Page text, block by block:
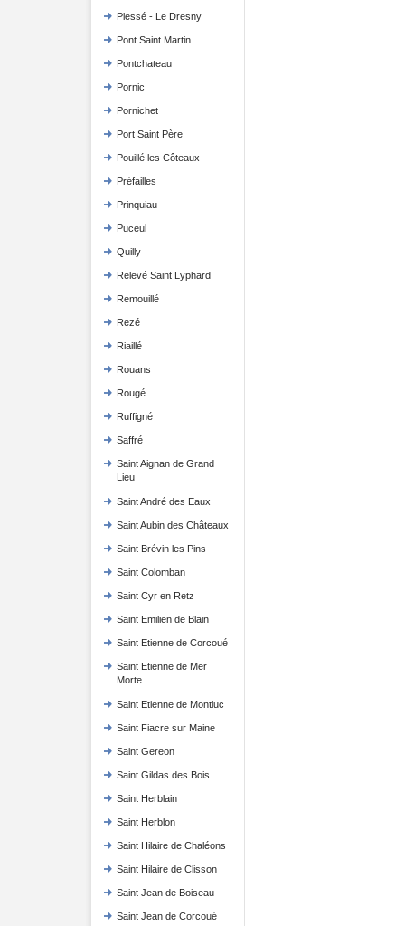
Plessé - Le Dresny
Pont Saint Martin
Pontchateau
Pornic
Pornichet
Port Saint Père
Pouillé les Côteaux
Préfailles
Prinquiau
Puceul
Quilly
Relevé Saint Lyphard
Remouillé
Rezé
Riaillé
Rouans
Rougé
Ruffigné
Saffré
Saint Aignan de Grand
Lieu
Saint André des Eaux
Saint Aubin des Châteaux
Saint Brévin les Pins
Saint Colomban
Saint Cyr en Retz
Saint Emilien de Blain
Saint Etienne de Corcoué
Saint Etienne de Mer
Morte
Saint Etienne de Montluc
Saint Fiacre sur Maine
Saint Gereon
Saint Gildas des Bois
Saint Herblain
Saint Herblon
Saint Hilaire de Chaléons
Saint Hilaire de Clisson
Saint Jean de Boiseau
Saint Jean de Corcoué